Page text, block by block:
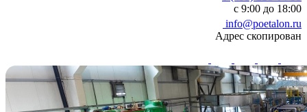
с 9:00 до 18:00
info@poetalon.ru
Адрес скопирован